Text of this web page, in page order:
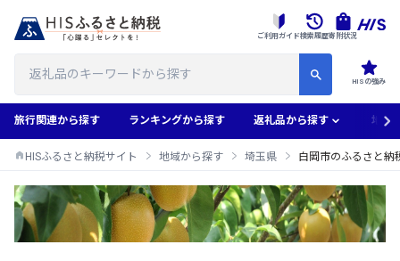
HISの強み
ご利用ガイド検索履歴寄附状況
旅行関連から探す ランキングから探す 返礼品から探す 地域
HISふるさと納税サイト 地域から探す 埼玉県 白岡市のふるさと納